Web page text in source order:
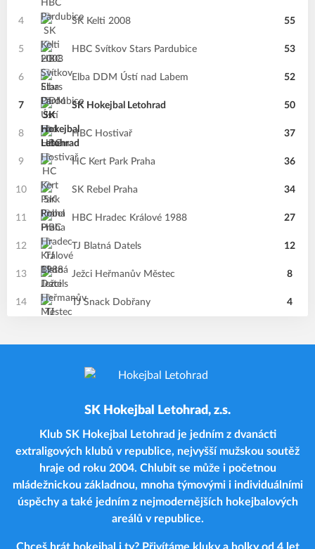
4 SK Kelti 2008 55
5 HBC Svítkov Stars Pardubice 53
6 Elba DDM Ústí nad Labem 52
7 SK Hokejbal Letohrad 50
8 HBC Hostivař 37
9 HC Kert Park Praha 36
10 SK Rebel Praha 34
11 HBC Hradec Králové 1988 27
12 TJ Blatná Datels 12
13 Ježci Heřmanův Městec 8
14 TJ Snack Dobřany 4
SK Hokejbal Letohrad, z.s.
Klub SK Hokejbal Letohrad je jedním z dvanácti
extraligových klubů v republice, nejvyšší mužskou soutěž
hraje od roku 2004. Chlubit se může i početnou
mládežnickou základnou, mnoha týmovými i individuálními
úspěchy a také jedním z nejmodernějších hokejbalových
areálů v republice.